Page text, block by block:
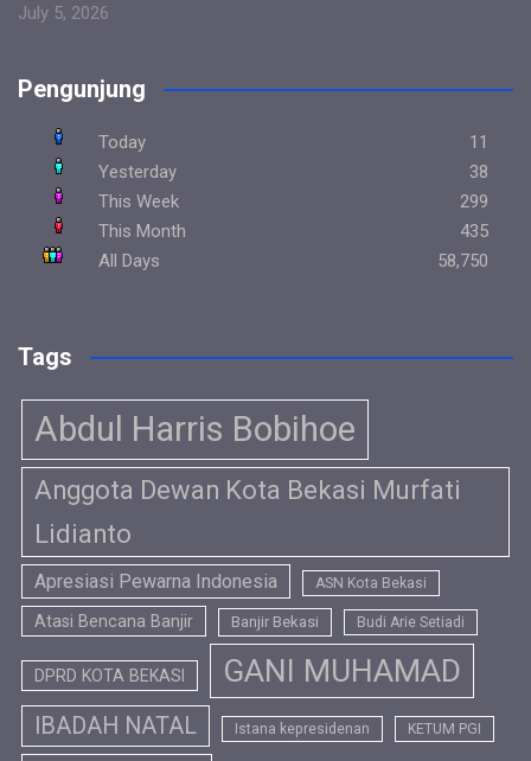
July 5, 2026
Pengunjung
Today
11
Yesterday
38
This Week
299
This Month
435
All Days
58,750
Tags
Abdul Harris Bobihoe
Anggota Dewan Kota Bekasi Murfati
Lidianto
Apresiasi Pewarna Indonesia ASN Kota Bekasi
Atasi Bencana Banjir Banjir Bekasi Budi Arie Setiadi
DPRD KOTA BEKASI GANI MUHAMAD
IBADAH NATAL Istana kepresidenan KETUM PGI